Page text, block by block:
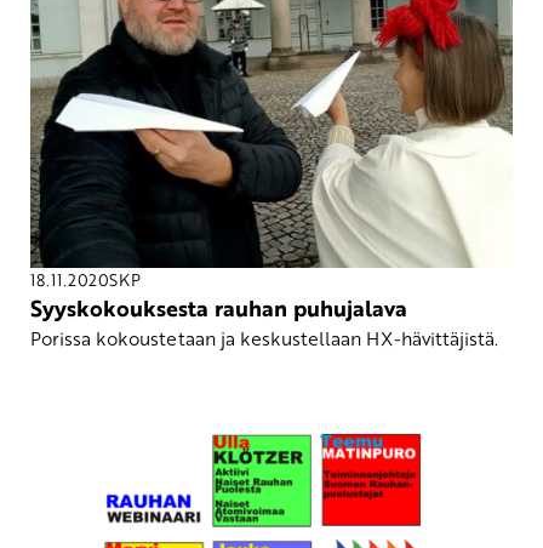
18.11.2020SKP
Syyskokouksesta rauhan puhujalava
Porissa kokoustetaan ja keskustellaan HX-hävittäjistä.